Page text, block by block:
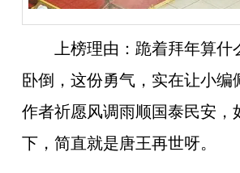
上榜理由： 跪着拜年算什
卧倒，这份勇气，实在让小编
作者祈愿风调雨顺国泰民安，
下，简直就是唐王再世呀。